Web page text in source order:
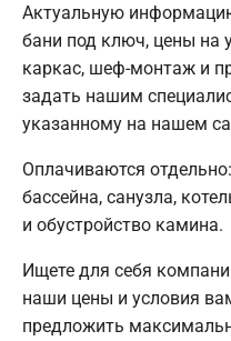
Актуальную
бани под ключ, цены на
каркас, шеф-монтаж и
задать нашим
указанному на нашем
Оплачиваются
бассейна, санузла,
и обустройство камина.
Ищете для себя
наши цены и условия
предложить